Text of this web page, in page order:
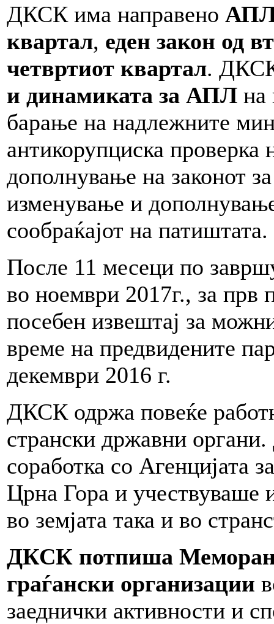
ДКСК има направено АПЛ
квартал, еден закон од
четвртиот квартал.
и динамиката за АПЛ на
барање на надлежните
антикорупциска проверка
дополнување на законот
изменување и
сообраќајот на патиштата.
После 11 месеци по
во ноември 2017г., за
посебен извештај за
време на предвидените
декември 2016 г.
ДКСК одржа повеќе
странски државни
соработка со Агенцијата
Црна Гора и учествуваше
во земјата така и во
ДКСК потпиша
граѓански организации
заеднички активности и